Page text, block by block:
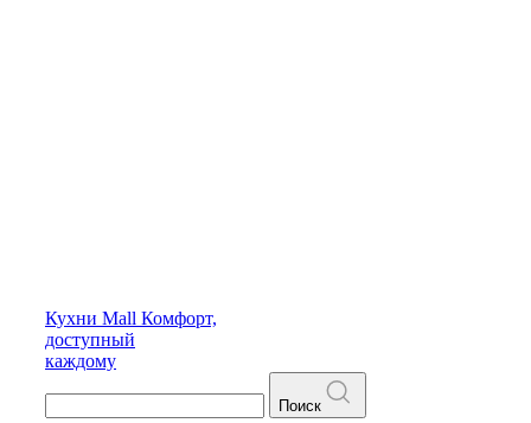
Кухни Mall Комфорт,
доступный
каждому
Поиск